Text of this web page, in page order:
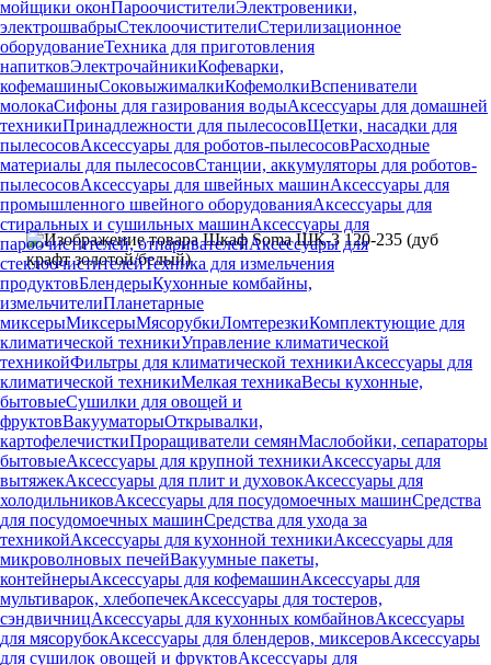
мойщики оконПароочистителиЭлектровеники,
электрошвабрыСтеклоочистителиСтерилизационное
оборудованиеТехника для приготовления
напитковЭлектрочайникиКофеварки,
кофемашиныСоковыжималкиКофемолкиВспениватели
молокаСифоны для газирования водыАксессуары для домашней
техникиПринадлежности для пылесосовЩетки, насадки для
пылесосовАксессуары для роботов-пылесосовРасходные
материалы для пылесосовСтанции, аккумуляторы для роботов-
пылесосовАксессуары для швейных машинАксессуары для
промышленного швейного оборудованияАксессуары для
стиральных и сушильных машинАксессуары для
пароочистителей, отпаривателейАксессуары для
стеклоочистителейТехника для измельчения
продуктовБлендерыКухонные комбайны,
измельчителиПланетарные
миксерыМиксерыМясорубкиЛомтерезкиКомплектующие для
климатической техникиУправление климатической
техникойФильтры для климатической техникиАксессуары для
климатической техникиМелкая техникаВесы кухонные,
бытовыеСушилки для овощей и
фруктовВакууматорыОткрывалки,
картофелечисткиПроращиватели семянМаслобойки, сепараторы
бытовыеАксессуары для крупной техникиАксессуары для
вытяжекАксессуары для плит и духовокАксессуары для
холодильниковАксессуары для посудомоечных машинСредства
для посудомоечных машинСредства для ухода за
техникойАксессуары для кухонной техникиАксессуары для
микроволновых печейВакуумные пакеты,
контейнерыАксессуары для кофемашинАксессуары для
мультиварок, хлебопечекАксессуары для тостеров,
сэндвичницАксессуары для кухонных комбайновАксессуары
для мясорубокАксессуары для блендеров, миксеровАксессуары
для сушилок овощей и фруктовАксессуары для